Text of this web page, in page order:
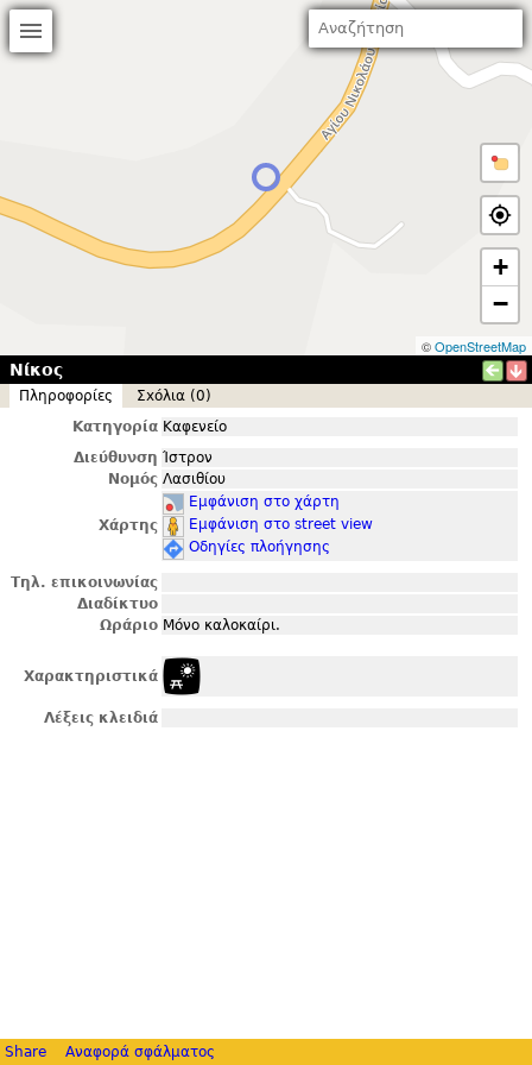
+
−
©OpenStreetMap
Νίκος
Πληροφορίες
Σxόλια (0)
Κατηγορία Καφενείο
Διεύθυνση Ίστρον
Νομός Λασιθίου
Χάρτης
Εμφάνιση στο χάρτη
Εμφάνιση στο street view
Οδηγίες πλοήγησης
Τηλ. επικοινωνίας
Διαδίκτυο
Ωράριο Μόνο καλοκαίρι.
Χαρακτηριστικά
Λέξεις κλειδιά
Share Αναφορά σφάλματος